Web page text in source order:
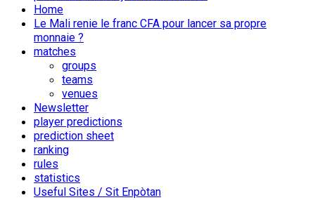
Home
Le Mali renie le franc CFA pour lancer sa propre
monnaie ?
matches
groups
teams
venues
Newsletter
player predictions
prediction sheet
ranking
rules
statistics
Useful Sites / Sit Enpòtan